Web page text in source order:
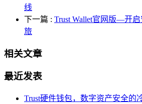
线
下一篇 : Trust Wallet官网版—开
旅
相关文章
最近发表
Trust硬件钱包，数字资产安全的